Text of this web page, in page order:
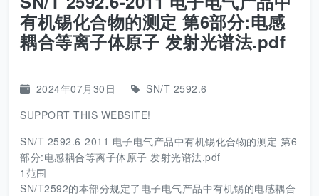
有机锡化合物的测定 第6部分:电感
耦合等离子体原子 发射光谱法.pdf
2024年07月30日
SN/T 2592.6
SUPPORT THIS WEBSITE!
SN/T 2592.6-2011 电子电气产品中有机锡化合物的测定 第6
部分:电感耦合等离子体原子 发射光谱法.pdf
1范围
SN/T2592的本部分规定了电子电气产品中有机锡的电感耦合